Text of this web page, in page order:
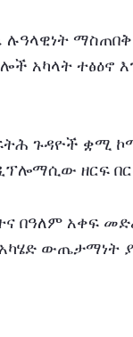
ሉዓላዊነት
አካላት ተፅዕኖ
ጉዳዮች ቋሚ
ዘርፍ
በዓለም አቀፍ
ውጤታማነት